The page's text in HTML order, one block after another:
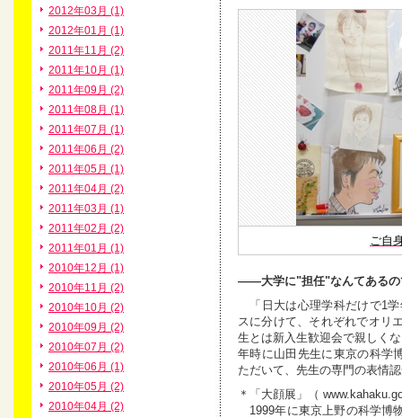
2012年03月 (1)
2012年01月 (1)
2011年11月 (2)
2011年10月 (1)
2011年09月 (2)
2011年08月 (1)
2011年07月 (1)
2011年06月 (2)
2011年05月 (1)
2011年04月 (2)
2011年03月 (1)
2011年02月 (2)
2011年01月 (1)
2010年12月 (1)
2010年11月 (2)
2010年10月 (2)
2010年09月 (2)
2010年07月 (2)
2010年06月 (1)
2010年05月 (2)
2010年04月 (2)
ご自
――大学に"担任"なんてあるの
「日大は心理学科だけで1学
スに分けて、それぞれでオリ
生とは新入生歓迎会で親しく
年時に山田先生に東京の科学
ただいて、先生の専門の表情
＊「大顔展」（
1999年に東京上野の科学博